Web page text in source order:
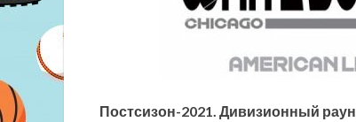
Постсизон-2021. Дивизионный